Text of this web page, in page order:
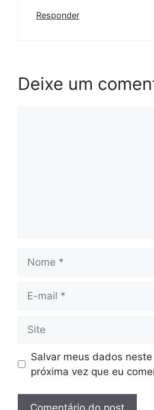
Responder
Deixe um
mail
Salvar meus dados
próxima vez que eu